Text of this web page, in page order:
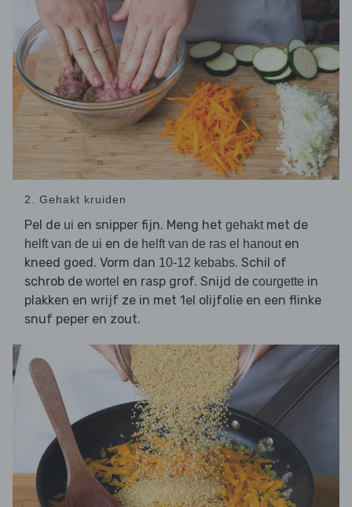
2. Gehakt kruiden
Pel de ui en snipper fijn. Meng het gehaktmet de
helft van de ui en de helft van de ras el hanouten
kneed goed. Vorm dan 10-12 kebabs. Schil of
schrob de wortel en rasp grof. Snijd de courgette in
plakken en wrijf ze in met 1el olijfolie en een flinke
snuf peper en zout.